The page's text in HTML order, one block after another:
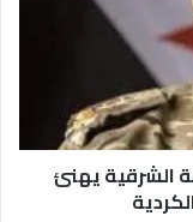
الشرقية يهنئ